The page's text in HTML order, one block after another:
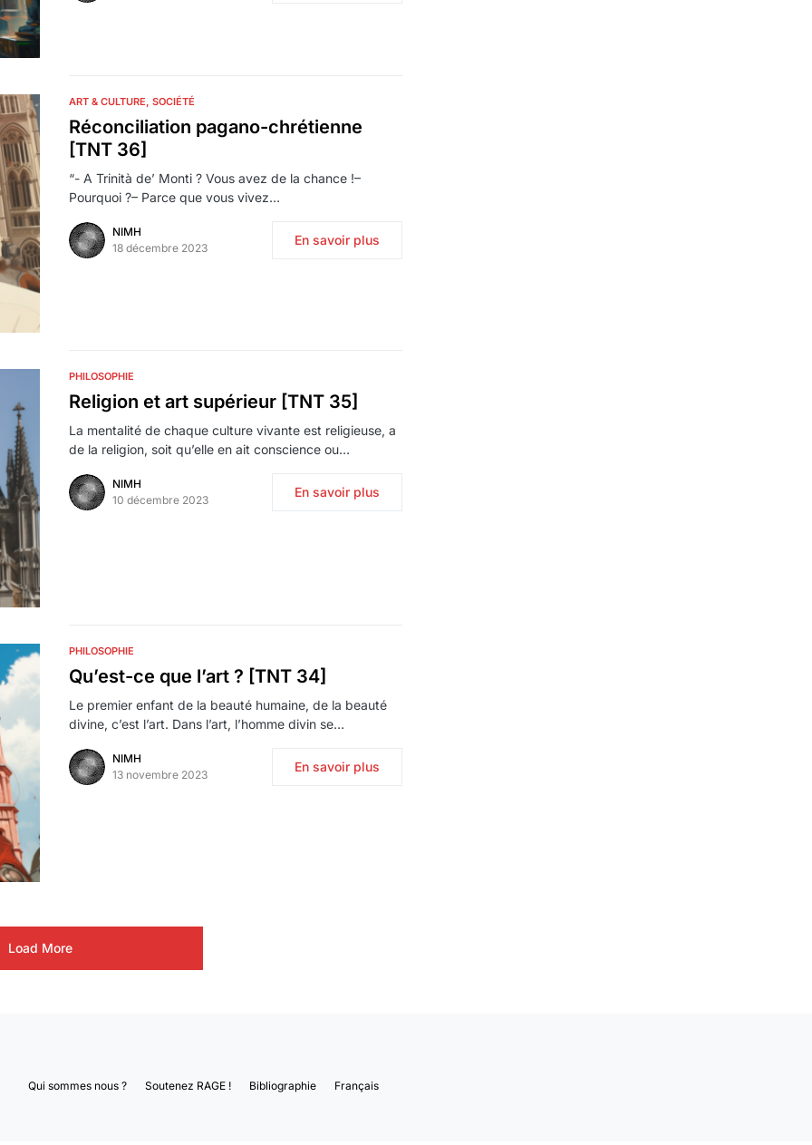
ART & CULTURE SOCIÉTÉ
Réconciliation pagano-chrétienne
[TNT 36]
“- A Trinità de’ Monti ? Vous avez de la chance !–
Pourquoi ?– Parce que vous vivez…
NIMH
18 décembre 2023
En savoir plus
PHILOSOPHIE
Religion et art supérieur [TNT 35]
La mentalité de chaque culture vivante est religieuse, a
de la religion, soit qu’elle en ait conscience ou…
NIMH
10 décembre 2023
En savoir plus
PHILOSOPHIE
Qu’est-ce que l’art ? [TNT 34]
Le premier enfant de la beauté humaine, de la beauté
divine, c’est l’art. Dans l’art, l’homme divin se…
NIMH
13 novembre 2023
En savoir plus
Load More
Qui sommes nous ? Soutenez RAGE ! Bibliographie Français